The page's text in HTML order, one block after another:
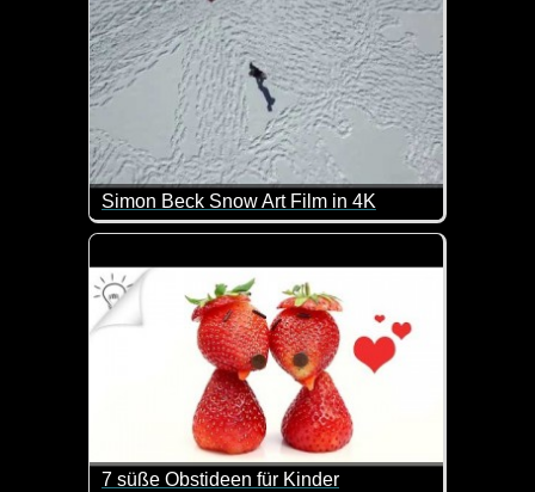
Simon Beck Snow Art Film in 4K
Tolle Aufnahmen der Schneekunst von Simon
7 süße Obstideen für Kinder